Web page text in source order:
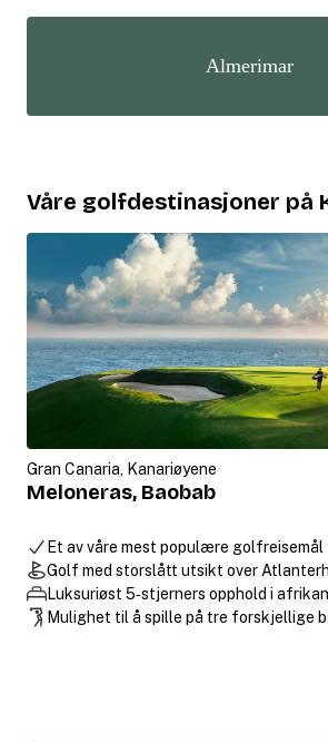
Almerimar
Våre golfdestinasjoner på
Gran Canaria, Kanariøyene
Meloneras, Baobab
Et av våre mest populære golfreisemål
Golf med storslått utsikt over
Luksuriøst 5‑stjerners opphold i
Mulighet til å spille på tre forskjellige